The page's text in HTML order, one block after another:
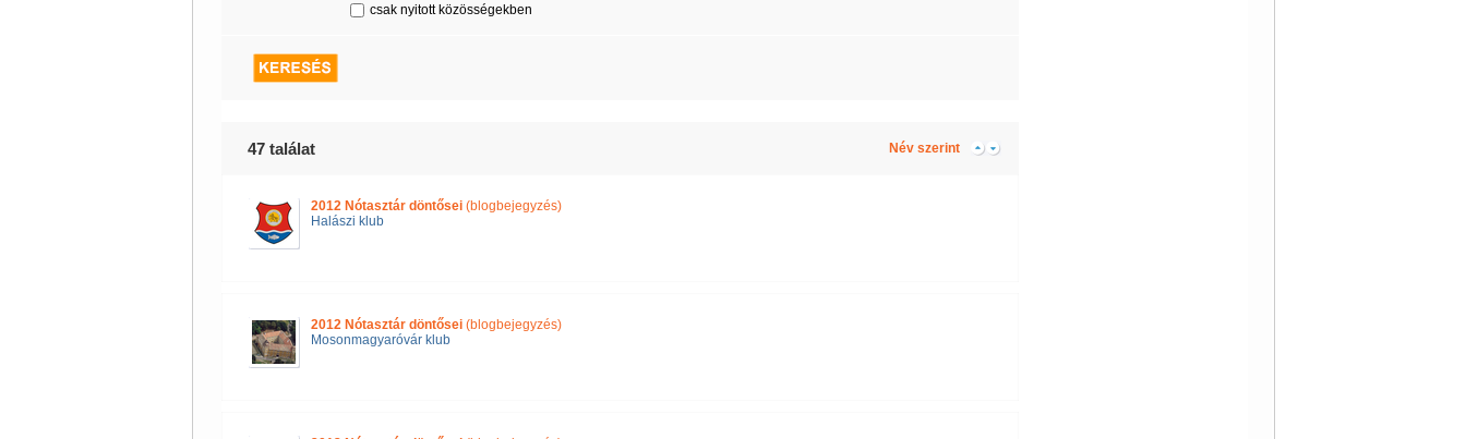
csak nyitott közösségekben
47 találat Név szerint
2012 Nótasztár döntősei(blogbejegyzés)
Halászi klub
2012 Nótasztár döntősei(blogbejegyzés)
Mosonmagyaróvár klub